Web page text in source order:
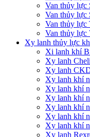
Van thủy lực
Van thủy lực
Van thủy lực
Van thủy lực
Xy lanh thủy lực
Xi lanh khí
Xy lanh
Xy lanh
Xy lanh khí
Xy lanh khí
Xy lanh khí
Xy lanh khí
Xy lanh khí
Xy lanh khí
Xy lanh